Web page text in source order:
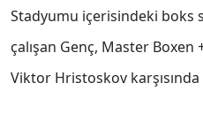
Stadyumu içerisindeki boks
çalışan Genç, Master
Viktor Hristoskov